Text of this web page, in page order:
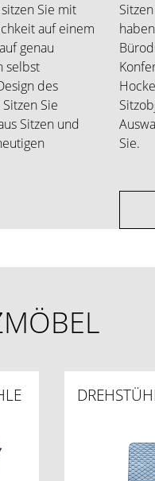
Sie mit
auf einem
genau
selbst
des
Sie
Sitzen und
Sie.